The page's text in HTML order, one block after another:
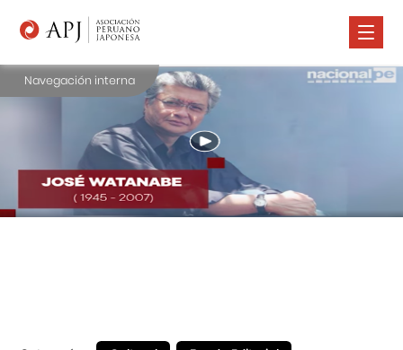
Nosotros
Comunidad Nikkei
Promoción Cultural
Cursos
Navegación interna